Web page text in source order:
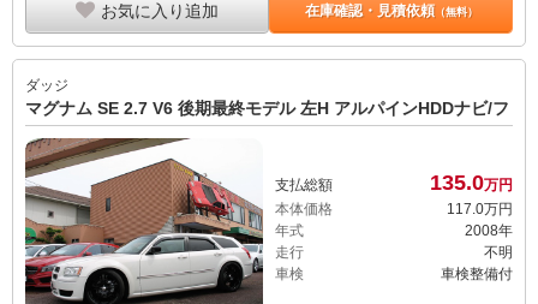
お気に入り追加 在庫確認・見積依頼（無料）
ダッジ
マグナム SE 2.7 V6 後期最終モデル 左H アルパインHDDナビ/フ
支払総額 135.0万円
本体価格
117.0万円
年式
2008年
走行
不明
車検
車検整備付